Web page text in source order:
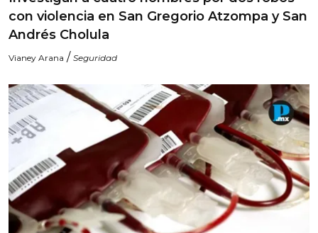
con violencia en San Gregorio Atzompa y San
Andrés Cholula
Vianey Arana / Seguridad